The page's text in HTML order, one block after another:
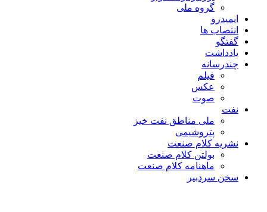
گروه ملی
ایمیدرو
انتصاب ها
گفتگو
یادداشت
چندرسانه
فیلم
عکس
صوت
نفت
ملی مناطق نفت خیز
پتروشیمی
نشریه کلام صنعت
بولتن کلام صنعت
ماهنامه کلام صنعت
سخن سردبیر